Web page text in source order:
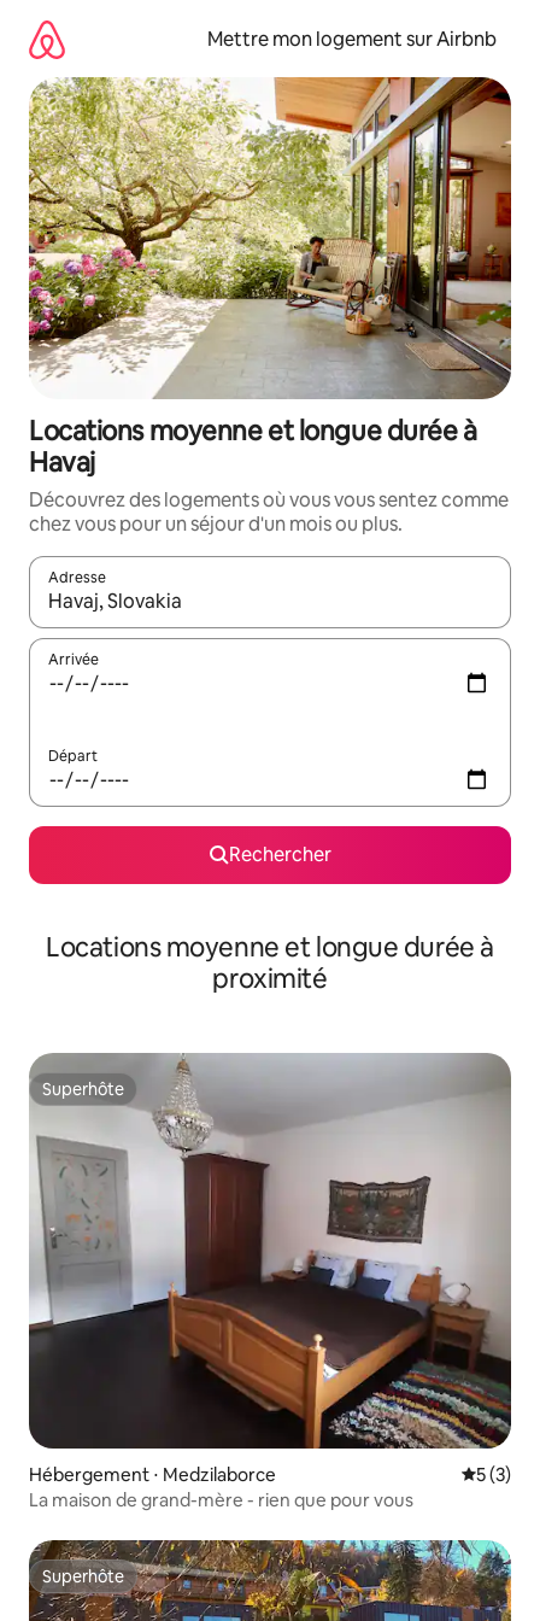
directement
contenu
Mettre mon logement sur Airbnb
Locations moyenne et longue durée à
Havaj
Découvrez des logements où vous vous sentez comme
chez vous pour un séjour d'un mois ou plus.
Adresse
Lorsque les résultats s'affichent, utilisez les flèches vers le
Arrivée
Départ
Rechercher
Locations moyenne et longue durée à
proximité
Superhôte
Superhôte
Hébergement ⋅ Medzilaborce
5 (3)
La maison de grand-mère - rien que pour vous
Superhôte
Superhôte